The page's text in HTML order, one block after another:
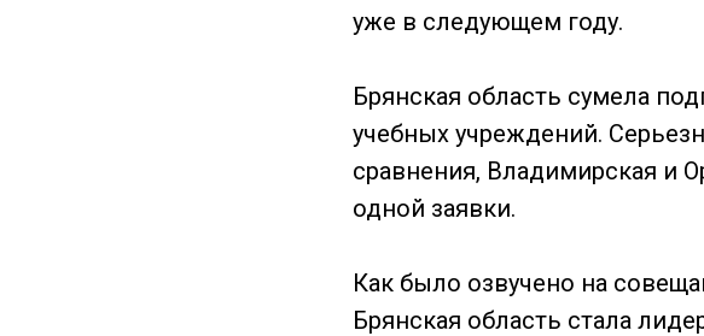
уже в следующем году.
Брянская область сумела
учебных учреждений.
сравнения, Владимирская и
одной заявки.
Как было озвучено на
Брянская область стала